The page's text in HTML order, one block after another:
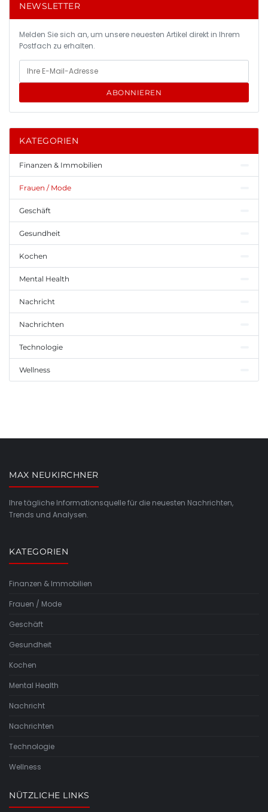
NEWSLETTER
Melden Sie sich an, um unsere neuesten Artikel direkt in Ihrem
Postfach zu erhalten.
ABONNIEREN
KATEGORIEN
Finanzen & Immobilien
Frauen / Mode
Geschäft
Gesundheit
Kochen
Mental Health
Nachricht
Nachrichten
Technologie
Wellness
MAX NEUKIRCHNER
Ihre tägliche Informationsquelle für die neuesten Nachrichten,
Trends und Analysen.
KATEGORIEN
Finanzen & Immobilien
Frauen / Mode
Geschäft
Gesundheit
Kochen
Mental Health
Nachricht
Nachrichten
Technologie
Wellness
NÜTZLICHE LINKS